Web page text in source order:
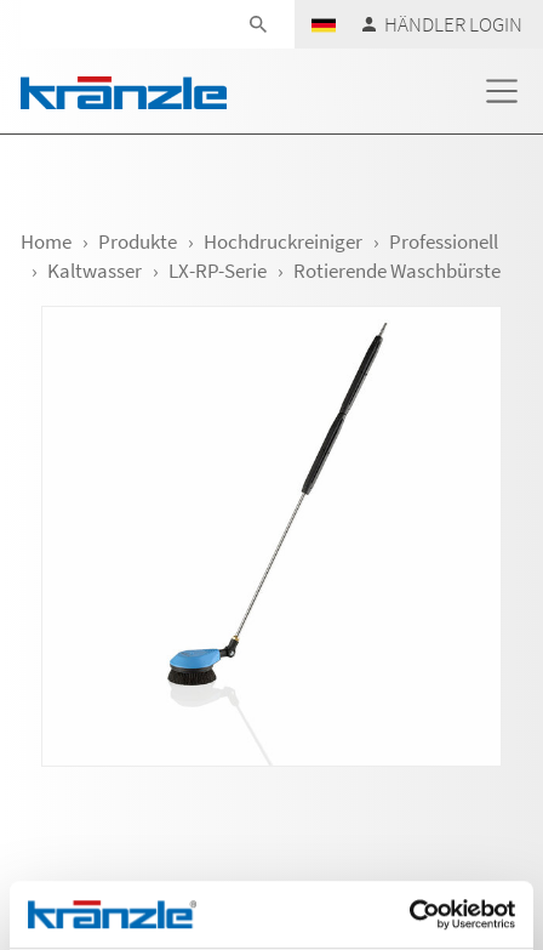
HÄNDLER LOGIN
Home Produkte Hochdruckreiniger
Professionell
Kaltwasser
LX-RP-Serie Rotierende Waschbürste
Rotierende Waschbürste